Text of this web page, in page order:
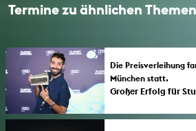
Termine zu ähnlichen Themen
Die Preisverleihung
München statt.
Großer Erfolg für
MÜNCHEN 2026